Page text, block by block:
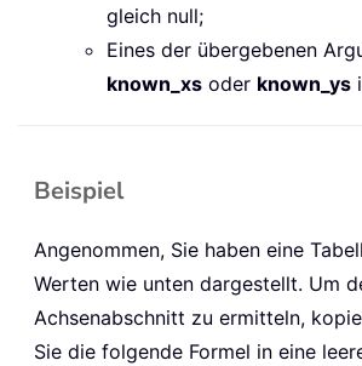
gleich null;
Eines der übergebenen
known_xs oder known_ys
Beispiel
Angenommen, Sie haben eine
Werten wie unten dargestellt. Um
Achsenabschnitt zu ermitteln,
Sie die folgende Formel in eine